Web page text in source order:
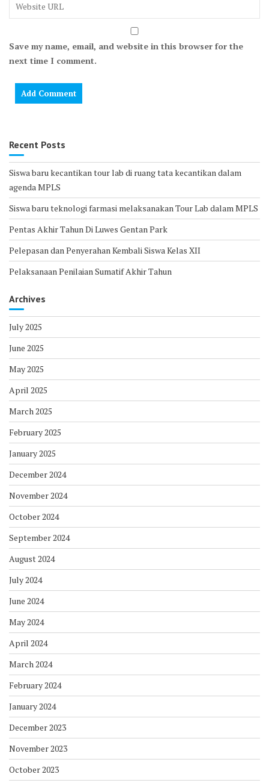
Save my name, email, and website in this browser for the
next time I comment.
Recent Posts
Siswa baru kecantikan tour lab di ruang tata kecantikan dalam
agenda MPLS
Siswa baru teknologi farmasi melaksanakan Tour Lab dalam MPLS
Pentas Akhir Tahun Di Luwes Gentan Park
Pelepasan dan Penyerahan Kembali Siswa Kelas XII
Pelaksanaan Penilaian Sumatif Akhir Tahun
Archives
July 2025
June 2025
May 2025
April 2025
March 2025
February 2025
January 2025
December 2024
November 2024
October 2024
September 2024
August 2024
July 2024
June 2024
May 2024
April 2024
March 2024
February 2024
January 2024
December 2023
November 2023
October 2023